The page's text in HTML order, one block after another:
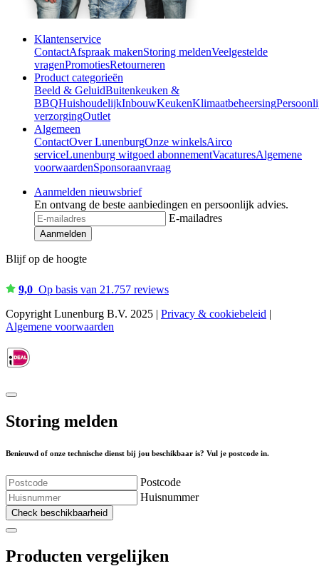
Klantenservice
ContactAfspraak makenStoring meldenVeelgestelde
vragenPromotiesRetourneren
Product categorieën
Beeld & GeluidBuitenkeuken &
BBQHuishoudelijkInbouwKeukenKlimaatbeheersing
verzorgingOutlet
Algemeen
ContactOver LunenburgOnze winkelsAirco
serviceLunenburg witgoed abonnementVacaturesAlgemene
voorwaardenSponsoraanvraag
Aanmelden nieuwsbrief
En ontvang de beste aanbiedingen en persoonlijk advies.
E-mailadres
Aanmelden
Blijf op de hoogte
9,0 Op basis van 21.757 reviews
Copyright Lunenburg B.V. 2025 | Privacy & cookiebeleid |
Algemene voorwaarden
Storing melden
Benieuwd of onze technische dienst bij jou beschikbaar is? Vul je postcode in.
Postcode
Huisnummer
Check beschikbaarheid
Producten vergelijken